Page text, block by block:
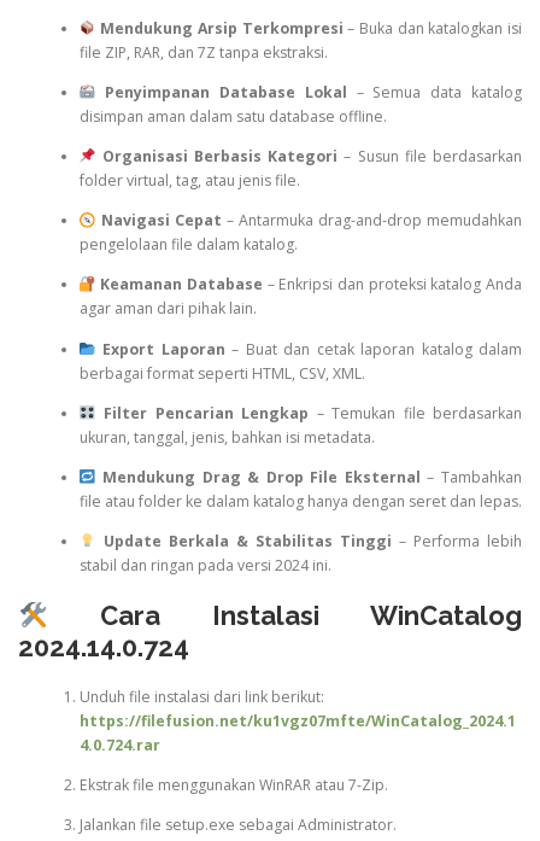
Mendukung Arsip Terkompresi – Buka dan katalogkan isi
file ZIP, RAR, dan 7Z tanpa ekstraksi.
Penyimpanan Database Lokal – Semua data katalog
disimpan aman dalam satu database offline.
Organisasi Berbasis Kategori – Susun file berdasarkan
folder virtual, tag, atau jenis file.
Navigasi Cepat – Antarmuka drag-and-drop memudahkan
pengelolaan file dalam katalog.
Keamanan Database – Enkripsi dan proteksi katalog Anda
agar aman dari pihak lain.
Export Laporan – Buat dan cetak laporan katalog dalam
berbagai format seperti HTML, CSV, XML.
Filter Pencarian Lengkap – Temukan file berdasarkan
ukuran, tanggal, jenis, bahkan isi metadata.
Mendukung Drag & Drop File Eksternal – Tambahkan
file atau folder ke dalam katalog hanya dengan seret dan lepas.
Update Berkala & Stabilitas Tinggi – Performa lebih
stabil dan ringan pada versi 2024 ini.
Cara Instalasi WinCatalog
2024.14.0.724
Unduh file instalasi dari link berikut:
https://filefusion.net/ku1vgz07mfte/WinCatalog_2024.1
4.0.724.rar
Ekstrak file menggunakan WinRAR atau 7-Zip.
Jalankan file setup.exe sebagai Administrator.